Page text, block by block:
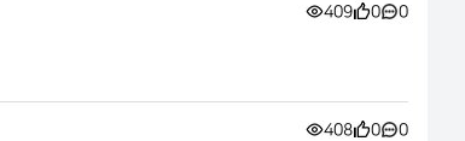
409 0 0
408 0 0